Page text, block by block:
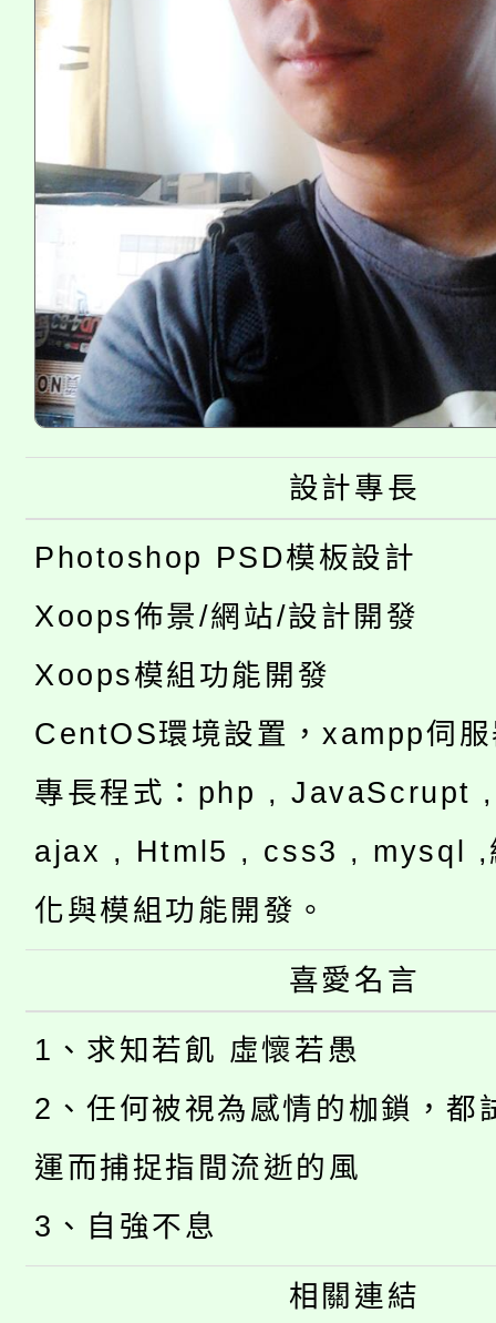
設計專長
Photoshop PSD模板設計
Xoops佈景/網站/設計開發
Xoops模組功能開發
CentOS環境設置，xampp伺
專長程式：php , JavaScrupt
ajax , Html5 , css3 , mysql ,
化與模組功能開發。
喜愛名言
1、求知若飢 虛懷若愚
2、任何被視為感情的枷鎖，都
運而捕捉指間流逝的風
3、自強不息
相關連結